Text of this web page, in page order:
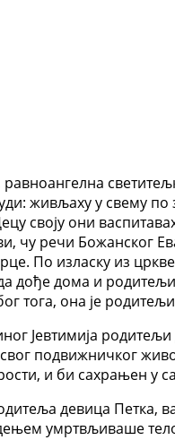
равноангелна
живљаху у свему по
своју они
чу речи Божанског
По изласку из
дође дома и
тога, она је
Јевтимија
подвижничког
и би сахрањен у
девица Петка,
умртвљиваше